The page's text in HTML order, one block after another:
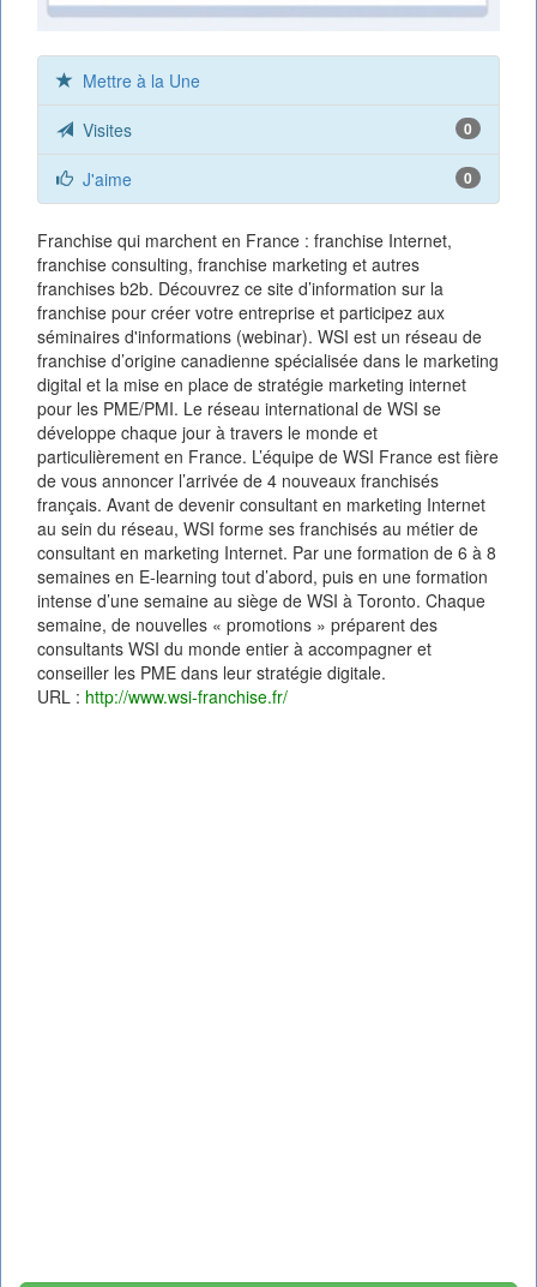
Mettre à la Une
0
Visites
0
J'aime
Franchise qui marchent en France : franchise Internet,
franchise consulting, franchise marketing et autres
franchises b2b. Découvrez ce site d’information sur la
franchise pour créer votre entreprise et participez aux
séminaires d'informations (webinar). WSI est un réseau de
franchise d’origine canadienne spécialisée dans le marketing
digital et la mise en place de stratégie marketing internet
pour les PME/PMI. Le réseau international de WSI se
développe chaque jour à travers le monde et
particulièrement en France. L’équipe de WSI France est fière
de vous annoncer l’arrivée de 4 nouveaux franchisés
français. Avant de devenir consultant en marketing Internet
au sein du réseau, WSI forme ses franchisés au métier de
consultant en marketing Internet. Par une formation de 6 à 8
semaines en E-learning tout d’abord, puis en une formation
intense d’une semaine au siège de WSI à Toronto. Chaque
semaine, de nouvelles « promotions » préparent des
consultants WSI du monde entier à accompagner et
conseiller les PME dans leur stratégie digitale.
URL : http://www.wsi-franchise.fr/